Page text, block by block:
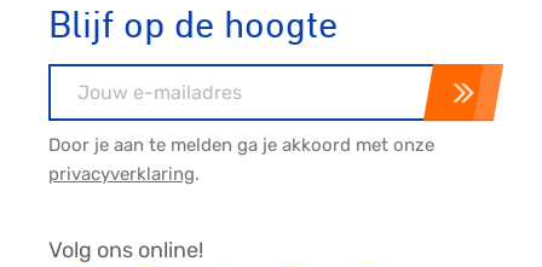
Blijf op de hoogte
Door je aan te melden ga je akkoord met onze
privacyverklaring.
Volg ons online!